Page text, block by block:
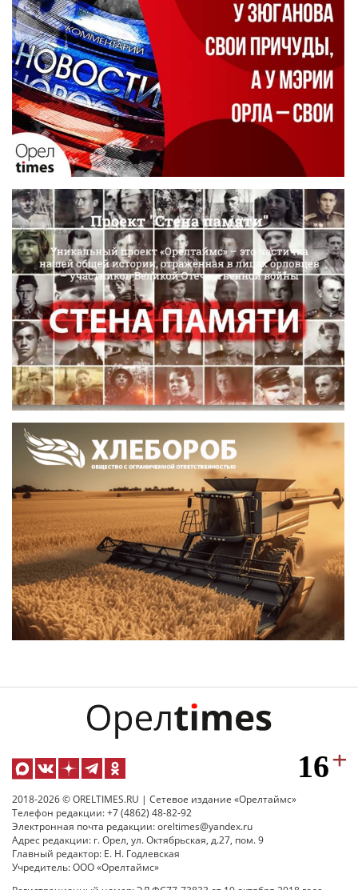
2018-2026 © ORELTIMES.RU | Сетевое издание «Орелтаймс»
Телефон редакции: +7 (4862) 48-82-92
Электронная почта редакции: oreltimes@yandex.ru
Адрес редакции: г. Орел, ул. Октябрьская, д.27, пом. 9
Главный редактор: Е. Н. Годлевская
Учредитель: ООО «Орелтаймс»